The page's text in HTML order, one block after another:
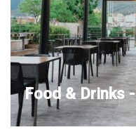
Food & Drinks